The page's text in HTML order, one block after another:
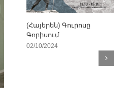
(Հայերեն) Գուրոսը
Գորիսում
02/10/2024